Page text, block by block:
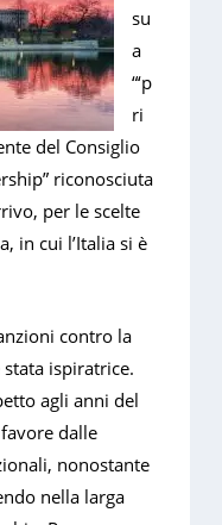
su
a
“‘p
ri
del Consiglio
riconosciuta
per le scelte
in cui l’Italia si è
contro la
ispiratrice.
agli anni del
dalle
nonostante
nella larga